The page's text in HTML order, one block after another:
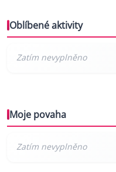
Oblíbené aktivity
Moje povaha